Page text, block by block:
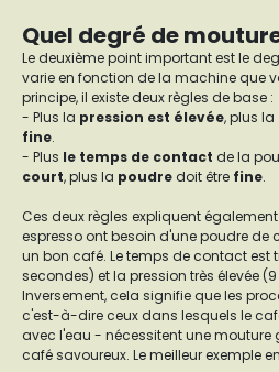
Quel degré de
Le deuxième point important est le
varie en fonction de la machine que
principe, il existe deux règles de base :
- Plus la pression est élevée, plus la
fine.
- Plus le temps de contact de la
court, plus la poudre doit être fine.
Ces deux règles expliquent
espresso ont besoin d'une poudre de
un bon café. Le temps de contact est
secondes) et la pression très élevée
Inversement, cela signifie que les
c'est-à-dire ceux dans lesquels le
avec l'eau - nécessitent une mouture
café savoureux. Le meilleur exemple